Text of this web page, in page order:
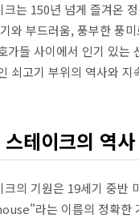
는 150년 넘게 즐겨온
와 부드러움, 풍부한 풍
가들 사이에서 인기 있는
쇠고기 부위의 역사와 지
테이크의 역사
의 기원은 19세기 중반
라는 이름의 정확한